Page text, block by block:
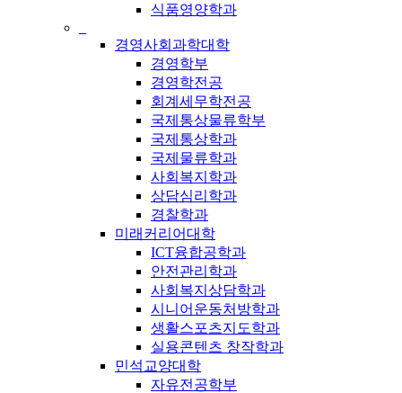
식품영양학과
경영사회과학대학
경영학부
경영학전공
회계세무학전공
국제통상물류학부
국제통상학과
국제물류학과
사회복지학과
상담심리학과
경찰학과
미래커리어대학
ICT융합공학과
안전관리학과
사회복지상담학과
시니어운동처방학과
생활스포츠지도학과
실용콘텐츠 창작학과
민석교양대학
자유전공학부